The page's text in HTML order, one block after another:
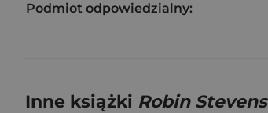
Podmiot odpowiedzialny:
Inne książki Robin Stevens